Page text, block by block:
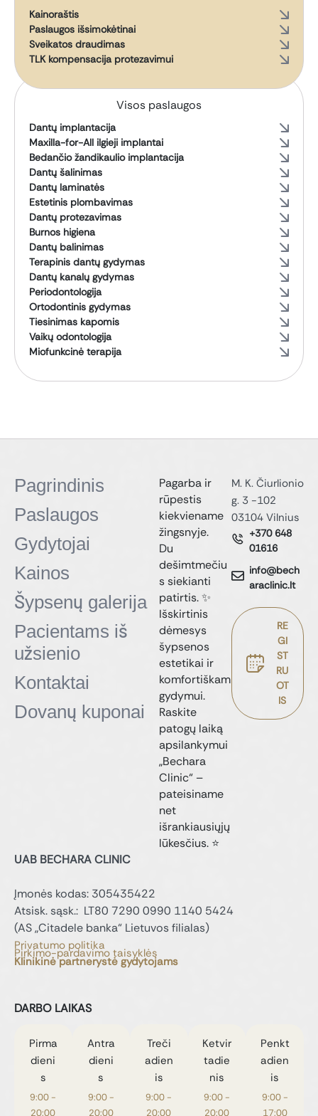
Visos paslaugos
Dantų implantacija
Maxilla-for-All ilgieji implantai
Bedančio žandikaulio implantacija
Dantų šalinimas
Dantų laminatės
Estetinis plombavimas
Dantų protezavimas
Burnos higiena
Dantų balinimas
Terapinis dantų gydymas
Dantų kanalų gydymas
Periodontologija
Ortodontinis gydymas
Tiesinimas kapomis
Vaikų odontologija
Miofunkcinė terapija
Kainoraštis
Paslaugos išsimokėtinai
Sveikatos draudimas
TLK kompensacija protezavimui
Pagrindinis
Paslaugos
Gydytojai
Kainos
Šypsenų galerija
Pacientams iš
užsienio
Kontaktai
Dovanų kuponai
Pagarba ir
rūpestis
kiekviename
žingsnyje.
Du
dešimtmečiu
s siekianti
patirtis. ✨
Išskirtinis
dėmesys
šypsenos
estetikai ir
komfortiškam
gydymui.
Raskite
patogų laiką
apsilankymui
„Bechara
Clinic“ –
pateisiname
net
išrankiausiųjų
lūkesčius. ⭐
M. K. Čiurlionio
g. 3 -102
03104 Vilnius
+370 648
01616
info@bech
araclinic.lt
RE
GI
ST
RU
OT
IS
UAB BECHARA CLINIC
Įmonės kodas: 305435422
Atsisk. sąsk.: LT80 7290 0990 1140 5424
(AS „Citadele banka“ Lietuvos filialas)
Privatumo politika
Pirkimo-pardavimo taisyklės
Klinikinė partnerystė gydytojams
DARBO LAIKAS
Pirma
dieni
s
9:00 -
20:00
Antra
dieni
s
9:00 -
20:00
Treči
adien
is
9:00 -
20:00
Ketvir
tadie
nis
9:00 -
20:00
Penkt
adien
is
9:00 -
17:00